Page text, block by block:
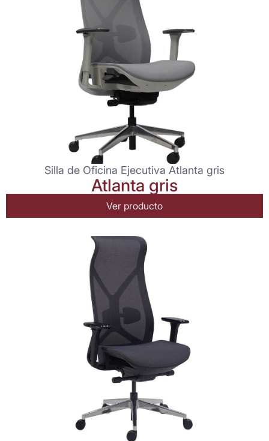
Silla de Oficina Ejecutiva Atlanta gris
Atlanta gris
Ver producto